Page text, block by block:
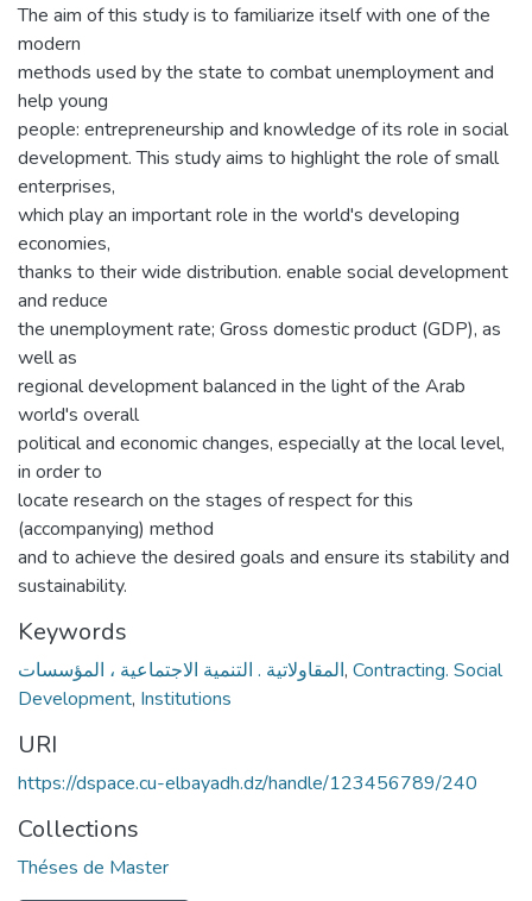
The aim of this study is to familiarize itself with one of the
modern
methods used by the state to combat unemployment and
help young
people: entrepreneurship and knowledge of its role in social
development. This study aims to highlight the role of small
enterprises,
which play an important role in the world's developing
economies,
thanks to their wide distribution. enable social development
and reduce
the unemployment rate; Gross domestic product (GDP), as
well as
regional development balanced in the light of the Arab
world's overall
political and economic changes, especially at the local level,
in order to
locate research on the stages of respect for this
(accompanying) method
and to achieve the desired goals and ensure its stability and
sustainability.
Keywords
المقاولاتية . التنمية الاجتماعية ، المؤسسات, Contracting. Social
Development, Institutions
URI
https://dspace.cu-elbayadh.dz/handle/123456789/240
Collections
Théses de Master